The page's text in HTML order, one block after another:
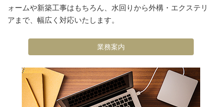
ォームや新築工事はもちろん、水回りから外構・エクステリ
アまで、幅広く対応いたします。
業務案内